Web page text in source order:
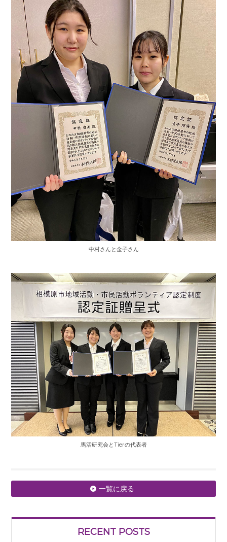
中村さんと金子さん
馬活研究会とTierの代表者
一覧に戻る
RECENT POSTS